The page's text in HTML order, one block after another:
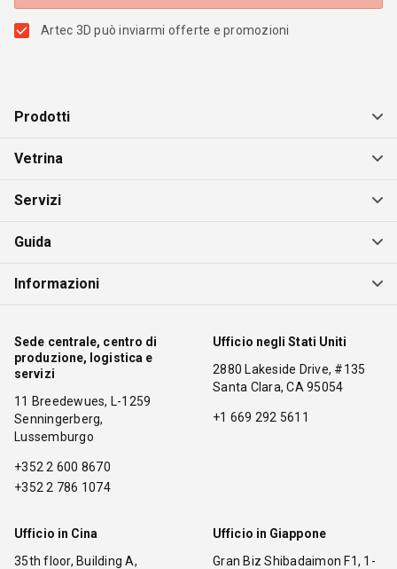
Artec 3D può inviarmi offerte e promozioni
Prodotti
Vetrina
Servizi
Guida
Informazioni
Sede centrale, centro di
produzione, logistica e
servizi
11 Breedewues, L-1259
Senningerberg,
Lussemburgo
+352 2 600 8670
+352 2 786 1074
Ufficio negli Stati Uniti
2880 Lakeside Drive, #135
Santa Clara, CA 95054
+1 669 292 5611
Ufficio in Cina
35th floor, Building A,
Ufficio in Giappone
Gran Biz Shibadaimon F1, 1-